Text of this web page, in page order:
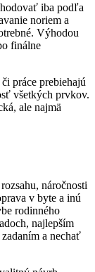
iba podľa
noriem a
Výhodou
finálne
práce prebiehajú
všetkých prvkov.
ale najmä
náročnosti
v byte a inú
rodinného
najlepším
a nechať